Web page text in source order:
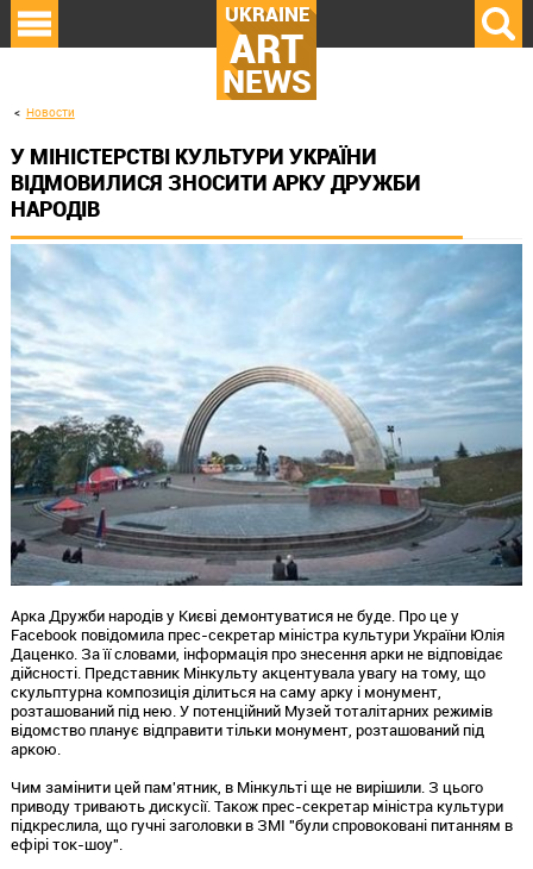
UKRAINE
ART
NEWS
Новости
У МІНІСТЕРСТВІ КУЛЬТУРИ УКРАЇНИ
ВІДМОВИЛИСЯ ЗНОСИТИ АРКУ ДРУЖБИ
НАРОДІВ
Арка Дружби народів у Києві демонтуватися не буде. Про це у
Facebook повідомила прес-секретар міністра культури України Юлія
Даценко. За її словами, інформація про знесення арки не відповідає
дійсності. Представник Мінкульту акцентувала увагу на тому, що
скульптурна композиція ділиться на саму арку і монумент,
розташований під нею. У потенційний Музей тоталітарних режимів
відомство планує відправити тільки монумент, розташований під
аркою.
Чим замінити цей пам'ятник, в Мінкульті ще не вирішили. З цього
приводу тривають дискусії. Також прес-секретар міністра культури
підкреслила, що гучні заголовки в ЗМІ "були спровоковані питанням в
ефірі ток-шоу".